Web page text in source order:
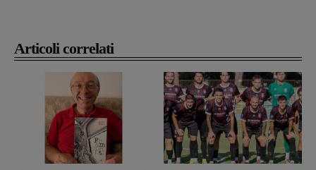
Articoli correlati